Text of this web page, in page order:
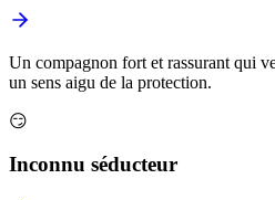
Un compagnon fort et rassurant qui
un sens aigu de la protection.
😏
Inconnu séducteur